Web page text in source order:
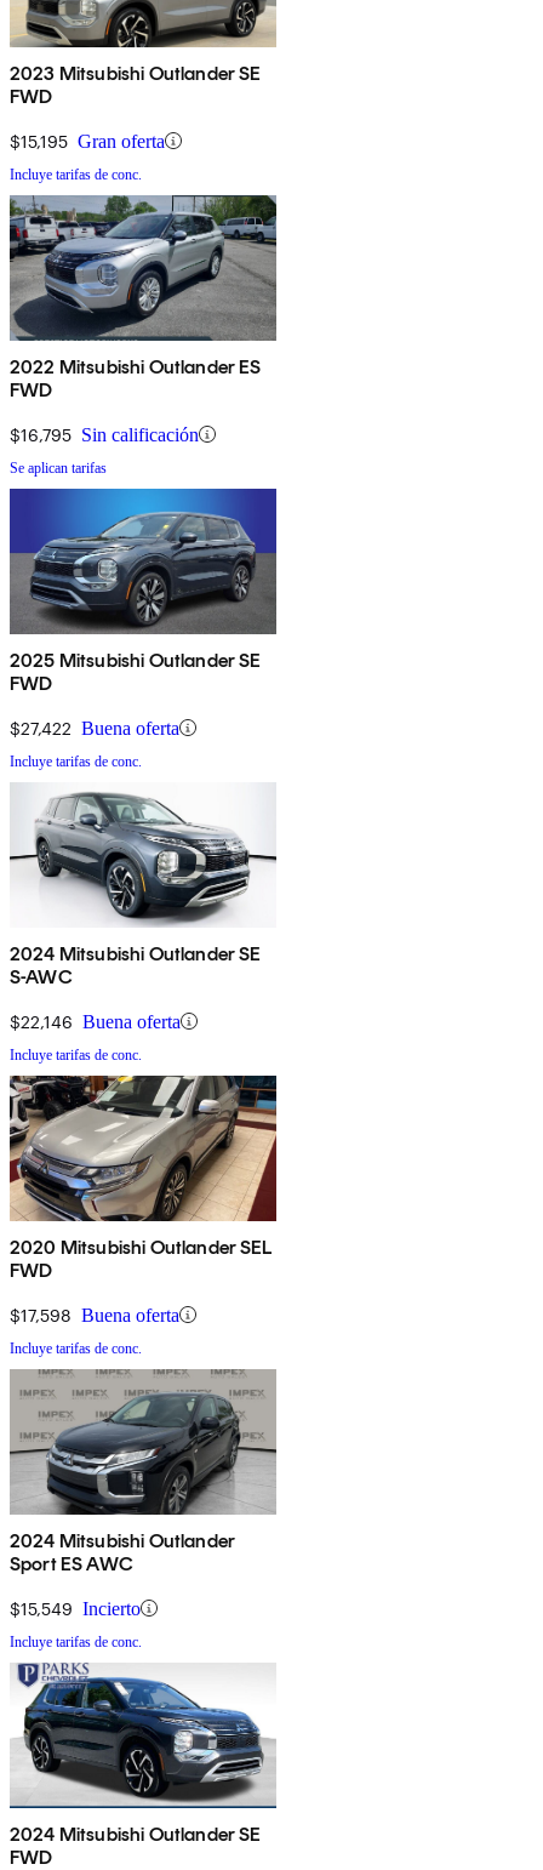
2023 Mitsubishi Outlander SE
FWD
$15,195 Gran oferta
Incluye tarifas de conc.
2022 Mitsubishi Outlander ES
FWD
$16,795 Sin calificación
Se aplican tarifas
2025 Mitsubishi Outlander SE
FWD
$27,422 Buena oferta
Incluye tarifas de conc.
2024 Mitsubishi Outlander SE
S-AWC
$22,146 Buena oferta
Incluye tarifas de conc.
2020 Mitsubishi Outlander SEL
FWD
$17,598 Buena oferta
Incluye tarifas de conc.
2024 Mitsubishi Outlander
Sport ES AWC
$15,549 Incierto
Incluye tarifas de conc.
2024 Mitsubishi Outlander SE
FWD